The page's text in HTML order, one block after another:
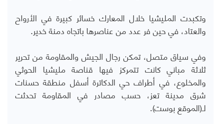
وتكبدت المليشيا خلال المعارك خسائر كبيرة في الأرواح
والعتاد، في حين فر عدد من عناصرها باتجاه دمنة خدير.
وفي سياق متصل، تمكن رجال الجيش والمقاومة من تحرير
ثلاثة مباني كانت تتمركز فيها قناصة مليشيا الحوثي
والمخلوع، في أطراف حي الدكاترة أسفل منطقة حسنات
شرق مدينة تعز، حسب مصادر في المقاومة تحدثت
لـ(الموقع بوست).